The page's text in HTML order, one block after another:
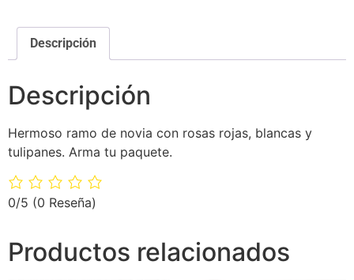
Descripción
Descripción
Hermoso ramo de novia con rosas rojas, blancas y
tulipanes. Arma tu paquete.
0/5 (0 Reseña)
Productos relacionados